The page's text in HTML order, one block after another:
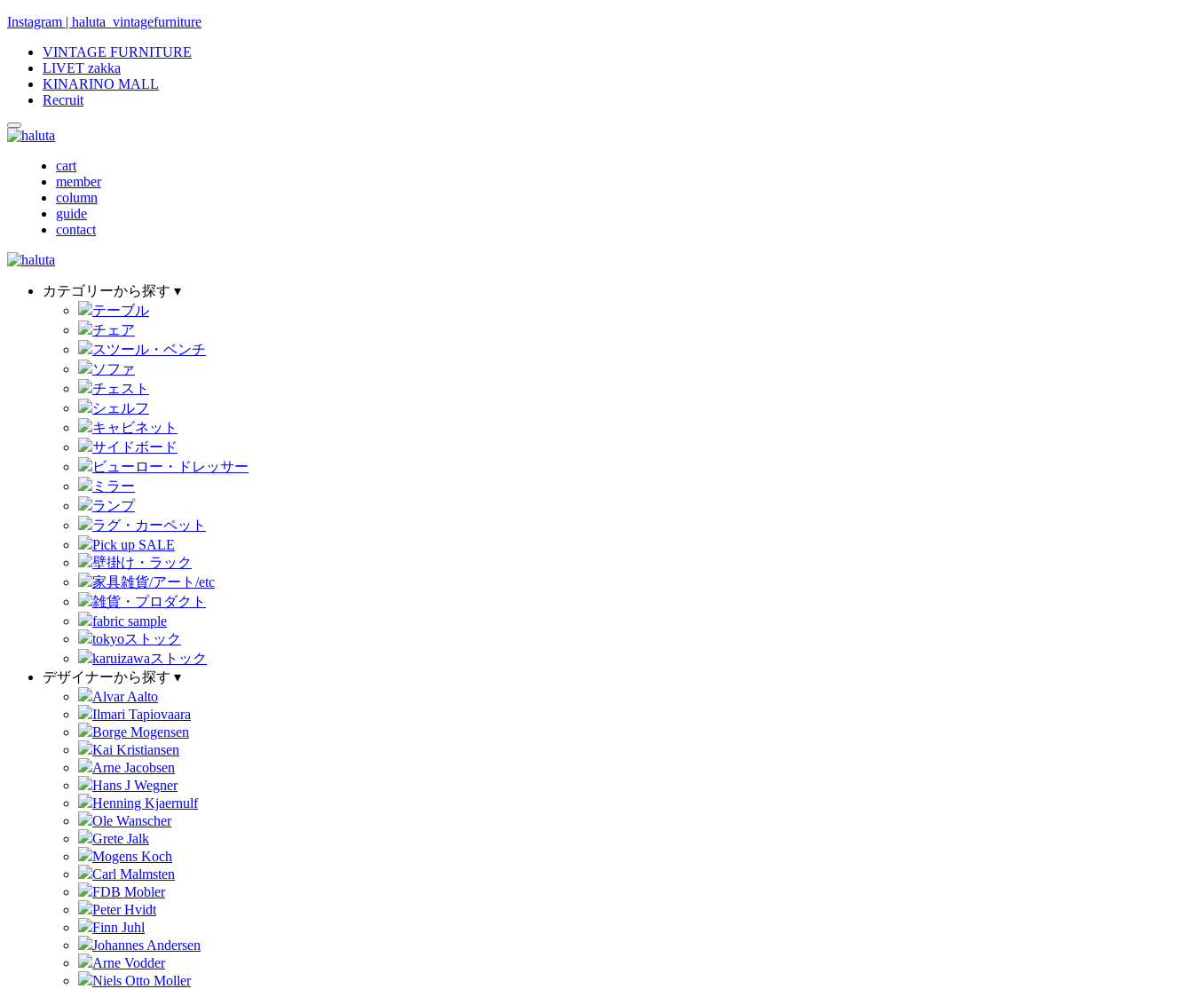
Instagram | haluta_vintagefurniture
VINTAGE FURNITURE
LIVET zakka
KINARINO MALL
Recruit
cart
member
column
guide
contact
カテゴリーから探す ▾
テーブル
チェア
スツール・ベンチ
ソファ
チェスト
シェルフ
キャビネット
サイドボード
ビューロー・ドレッサー
ミラー
ランプ
ラグ・カーペット
Pick up SALE
壁掛け・ラック
家具雑貨/アート/etc
雑貨・プロダクト
fabric sample
tokyoストック
karuizawaストック
デザイナーから探す ▾
Alvar Aalto
Ilmari Tapiovaara
Borge Mogensen
Kai Kristiansen
Arne Jacobsen
Hans J Wegner
Henning Kjaernulf
Ole Wanscher
Grete Jalk
Mogens Koch
Carl Malmsten
FDB Mobler
Peter Hvidt
Finn Juhl
Johannes Andersen
Arne Vodder
Niels Otto Moller